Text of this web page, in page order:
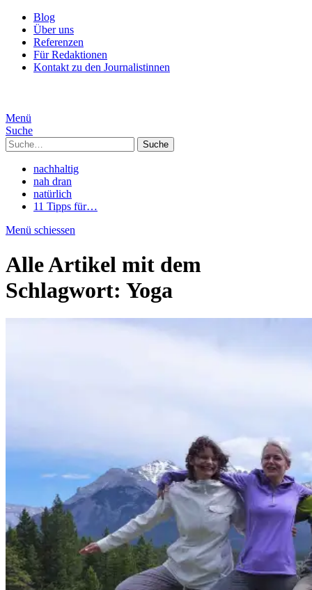
Blog
Über uns
Referenzen
Für Redaktionen
Kontakt zu den Journalistinnen
Menü
Suche
Suche
nachhaltig
nah dran
natürlich
11 Tipps für…
Menü schiessen
Alle Artikel mit dem
Schlagwort: Yoga